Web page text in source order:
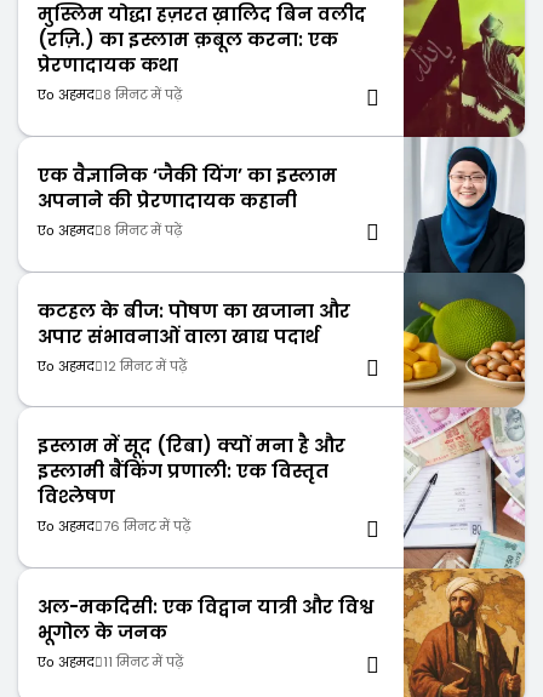
मुस्लिम योद्धा हज़रत ख़ालिद बिन वलीद
(रज़ि.) का इस्लाम क़बूल करना: एक
प्रेरणादायक कथा
एо अहमद 8 मिनट में पढ़ें
एक वैज्ञानिक ‘जैकी यिंग’ का इस्लाम
अपनाने की प्रेरणादायक कहानी
एо अहमद 8 मिनट में पढ़ें
कटहल के बीज: पोषण का खजाना और
अपार संभावनाओं वाला खाद्य पदार्थ
एо अहमद 12 मिनट में पढ़ें
इस्लाम में सूद (रिबा) क्यों मना है और
इस्लामी बैंकिंग प्रणाली: एक विस्तृत
विश्लेषण
एо अहमद 76 मिनट में पढ़ें
अल-मकदिसी: एक विद्वान यात्री और विश्व
भूगोल के जनक
एо अहमद 11 मिनट में पढ़ें